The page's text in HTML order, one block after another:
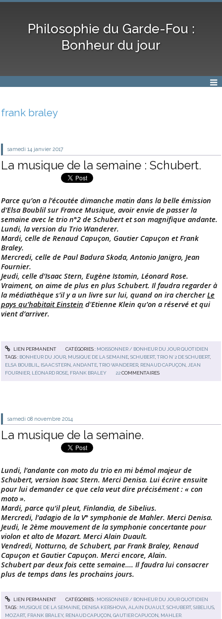
Philosophie du Garde-Fou :
Bonheur du jour
frank braley
samedi 14 janvier 2017
La musique de la semaine : Schubert.
Parce qu’on a l’écoutée dimanche matin dans la belle émission
d’Elsa Boublil sur France Musique, avoir envie de passer la
semaine avec le trio n°2 de Schubert et son magnifique andante.
Lundi, la version du Trio Wanderer.
Mardi, celle de Renaud Capuçon, Gautier Capuçon et Frank
Braley.
Mercredi, celle de Paul Badura Skoda, Antonio Janigro, Jean
Fournier.
Jeudi, celle d’Isaac Stern, Eugène Istomin, Léonard Rose.
Vraiment, on aime de plus en plus Schubert. Il faudra regarder à
la médiathèque s’il y a un livre sur lui, quand on ira chercherLe
pays qu’habitait Einstein d'Etienne Klein qu’on a réservé et qui
vient d’arriver.
LIEN PERMANENT CATÉGORIES : MOISSONNER / BONHEUR DU JOUR QUOTIDIEN
TAGS : BONHEUR DU JOUR MUSIQUE DE LA SEMAINE ,SCHUBERT,TRIO N°2 DE SCHUBERT,
ELSA BOUBLIL
ISAAC STERN ,ANDANTE ,TRIO WANDERER RENAUD CAPUÇON
JEAN
FOURNIER LÉONARD ROSE FRANK BRALEY 22 COMMENTAIRES
samedi 08 novembre 2014
La musique de la semaine.
Lundi, l’andante con moto du trio en mi bémol majeur de
Schubert, version Isaac Stern. Merci Denisa. Lui écrire ensuite
pour lui demander ce que cela veut dire précisément : « con
moto ».
Mardi, parce qu’il pleut, Finlandia, de Sibelius.
Mercredi, l’adagio de la V° symphonie de Mahler. Merci Denisa.
Jeudi, le 2ème mouvement de la symphonie concertante pour
violon et alto de Mozart. Merci Alain Duault.
Vendredi, Notturno, de Schubert, par Frank Braley, Renaud
Capuçon et Gautier Capuçon. Merci encore, Alain.
Schubert par deux fois cette semaine.... Il faudra lui consacrer
plus de temps dans les prochains jours.
LIEN PERMANENT CATÉGORIES : MOISSONNER / BONHEUR DU JOUR QUOTIDIEN
TAGS : MUSIQUE DE LA SEMAINE, DENISA KERSHOVA,ALAIN DUAULT,SCHUBERT,SIBELIUS,
MOZART, FRANK BRALEY, RENAUD CAPUÇON,GAUTIER CAPUCON, MAHLER.